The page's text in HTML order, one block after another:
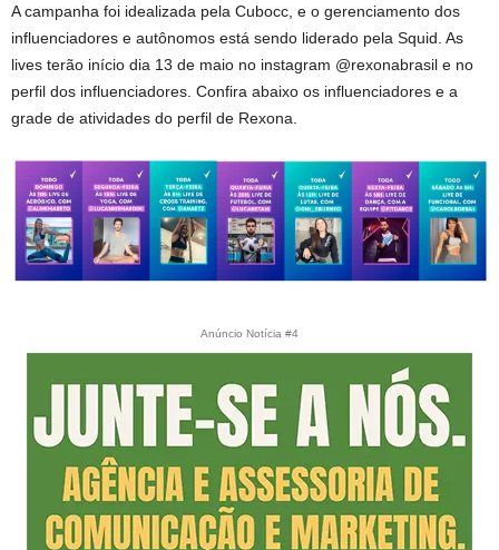
A campanha foi idealizada pela Cubocc, e o gerenciamento dos
influenciadores e autônomos está sendo liderado pela Squid. As
lives terão início dia 13 de maio no instagram @rexonabrasil e no
perfil dos influenciadores. Confira abaixo os influenciadores e a
grade de atividades do perfil de Rexona.
Anúncio Notícia #4